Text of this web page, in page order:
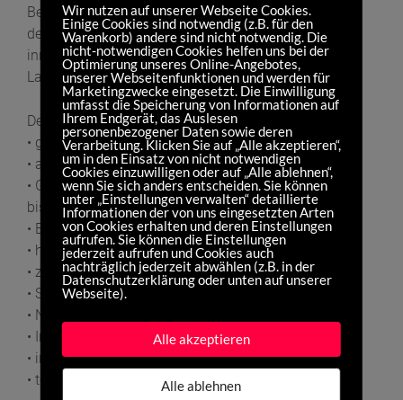
Bereifung. Durchdacht bis ins letzte Detail: von
den abwaschbaren Innenseiten bis zu den
innenliegenden Zubehörtaschen lässt diese
Laufradtasche keine Wünsche offen.
Details:
• gepolsterte Laufradtasche für zwei Laufräder
• aus reißfestem Nylongewebe
• Größe: Innen-Ø: ca. 720 mm (passend für Laufräder
bis 29×2,25″, je nach Stollenprofil ggf. Luft ablassen)
• Breite ca. 200 mm
• hochwertiger farbiger Reißverschluss
• zwei Trageschlaufen
• Schultergurt
• Naben/Zahnkranzschutz
• Innentasche Maße ca. 300 x 150 mm
• innen abwaschbar
• teilbar durch hochwertige Reißverschluß
Wir nutzen auf unserer Webseite Cookies.
Einige Cookies sind notwendig (z.B. für den
Warenkorb) andere sind nicht notwendig. Die
nicht-notwendigen Cookies helfen uns bei der
Optimierung unseres Online-Angebotes,
unserer Webseitenfunktionen und werden für
Marketingzwecke eingesetzt. Die Einwilligung
umfasst die Speicherung von Informationen auf
Ihrem Endgerät, das Auslesen
personenbezogener Daten sowie deren
Verarbeitung. Klicken Sie auf „Alle akzeptieren“,
um in den Einsatz von nicht notwendigen
Cookies einzuwilligen oder auf „Alle ablehnen“,
wenn Sie sich anders entscheiden. Sie können
unter „Einstellungen verwalten“ detaillierte
Informationen der von uns eingesetzten Arten
von Cookies erhalten und deren Einstellungen
aufrufen. Sie können die Einstellungen
jederzeit aufrufen und Cookies auch
nachträglich jederzeit abwählen (z.B. in der
Datenschutzerklärung oder unten auf unserer
Webseite).
Alle akzeptieren
Alle ablehnen